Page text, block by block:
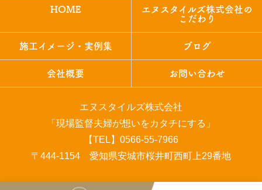
HOME
エヌスタイルズ株式会社の
こだわり
施工イメージ・実例集 ブログ
会社概要 お問い合わせ
エヌスタイルズ株式会社
「現場監督夫婦が想いをカタチにする」
【TEL】0566-55-7966
〒444-1154 愛知県安城市桜井町西町上29番地